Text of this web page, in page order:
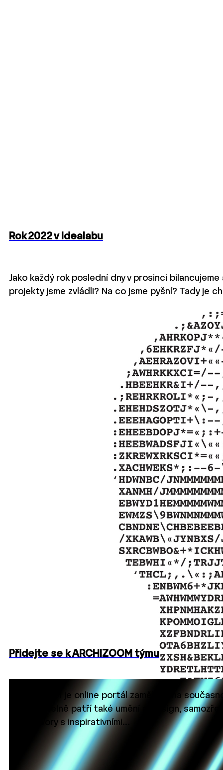
Rok 2022 v Idealabu
Jako každý rok poslední dny v prosinci
projekty jsme zvládli? Na co jsme pyšní? Tady je
Přidejte se k ARCHIZOOM týmu
ARCHIZOOM je online portál zaměřený na
neoddělitelně patří také umění a design,
a rozhovory s inspirativními…